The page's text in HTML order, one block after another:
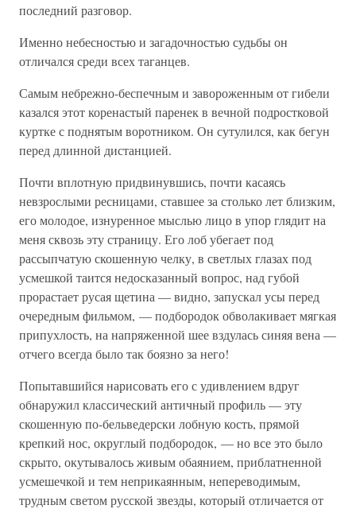
последний разговор.
Именно небесностью и загадочностью судьбы он
отличался среди всех таганцев.
Самым небрежно-беспечным и завороженным от гибели
казался этот коренастый паренек в вечной подростковой
куртке с поднятым воротником. Он сутулился, как бегун
перед длинной дистанцией.
Почти вплотную придвинувшись, почти касаясь
невзрослыми ресницами, ставшее за столько лет близким,
его молодое, изнуренное мыслью лицо в упор глядит на
меня сквозь эту страницу. Его лоб убегает под
рассыпчатую скошенную челку, в светлых глазах под
усмешкой таится недосказанный вопрос, над губой
прорастает русая щетина — видно, запускал усы перед
очередным фильмом, — подбородок обволакивает мягкая
припухлость, на напряженной шее вздулась синяя вена —
отчего всегда было так боязно за него!
Попытавшийся нарисовать его с удивлением вдруг
обнаружил классический античный профиль — эту
скошенную по-бельведерски лобную кость, прямой
крепкий нос, округлый подбородок, — но все это было
скрыто, окутывалось живым обаянием, приблатненной
усмешечкой и тем неприкаянным, непереводимым,
трудным светом русской звезды, который отличается от